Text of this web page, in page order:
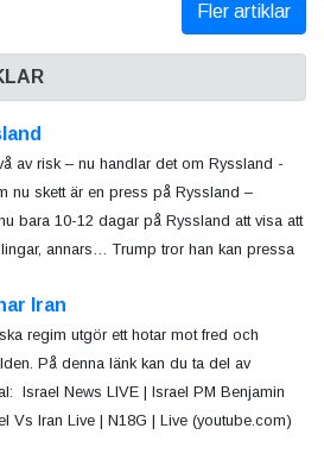
Fler artiklar
av risk – nu handlar det om Ryssland -
nu skett är en press på Ryssland –
bara 10-12 dagar på Ryssland att visa att
annars… Trump tror han kan pressa
Iran
regim utgör ett hotar mot fred och
På denna länk kan du ta del av
Israel News LIVE | Israel PM Benjamin
Vs Iran Live | N18G | Live (youtube.com)